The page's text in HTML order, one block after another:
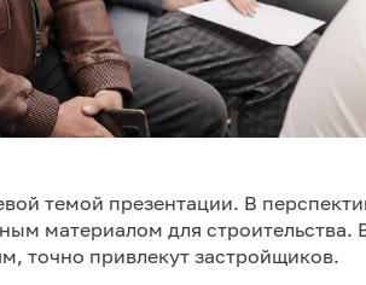
темой презентации. В
материалом для строительства.
точно привлекут застройщиков.